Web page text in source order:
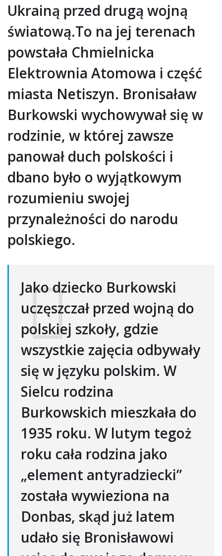
Ukrainą przed drugą wojną
światową.To na jej terenach
powstała Chmielnicka
Elektrownia Atomowa i część
miasta Netiszyn. Bronisaław
Burkowski wychowywał się w
rodzinie, w której zawsze
panował duch polskości i
dbano było o wyjątkowym
rozumieniu swojej
przynależności do narodu
polskiego.
Jako dziecko Burkowski
uczęszczał przed wojną do
polskiej szkoły, gdzie
wszystkie zajęcia odbywały
się w języku polskim. W
Sielcu rodzina
Burkowskich mieszkała do
1935 roku. W lutym tegoż
roku cała rodzina jako
„element antyradziecki”
została wywieziona na
Donbas, skąd już latem
udało się Bronisławowi